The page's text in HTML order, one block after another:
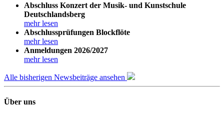
Abschluss Konzert der Musik- und Kunstschule
Deutschlandsberg
mehr lesen
Abschlussprüfungen Blockflöte
mehr lesen
Anmeldungen 2026/2027
mehr lesen
Alle bisherigen Newsbeiträge ansehen
Über uns